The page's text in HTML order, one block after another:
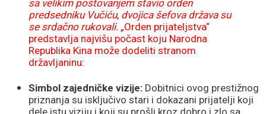
sa velikim poštovanjem stavio orden
predsedniku Vučiću, dvojica šefova država su
se srdačno rukovali. „Orden prijateljstva“
predstavlja najvišu počast koju Narodna
Republika Kina može dodeliti stranom
državljaninu:
Simbol zajedničke vizije: Dobitnici ovog prestižnog
priznanja su isključivo stari i dokazani prijatelji koji
dele istu viziju i koji su prošli kroz dobro i zlo sa